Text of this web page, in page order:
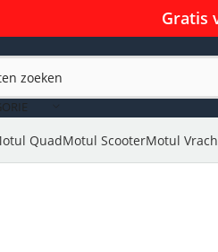
Gratis
QuadMotul ScooterMotul